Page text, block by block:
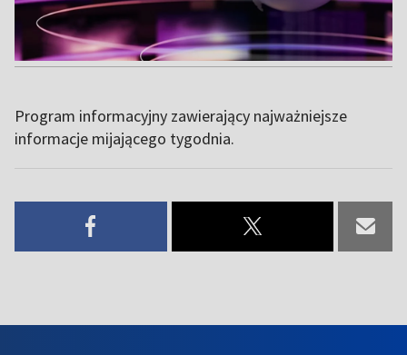
Program informacyjny zawierający najważniejsze
informacje mijającego tygodnia.